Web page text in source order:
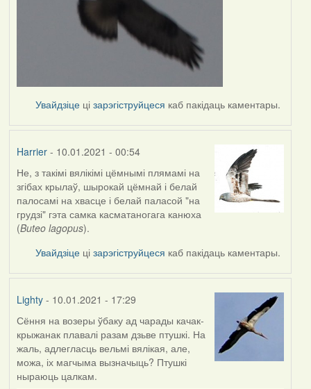
Увайдзіце цізарэгіструйцеся каб пакідаць каментары.
Harrier- 10.01.2021 - 00:54
In
reply
to
by
Lighty
Не, з такімі вялікімі цёмнымі плямамі на
згібах крылаў, шырокай цёмнай і белай
палосамі на хвасце і белай паласой "на
грудзі" гэта самка касматаногага канюха
(Buteo lagopus).
Увайдзіце цізарэгіструйцеся каб пакідаць каментары.
Lighty- 10.01.2021 - 17:29
Сёння на возеры ўбаку ад чарады качак-
крыжанак плавалі разам дзьве птушкі. На
жаль, адлегласць вельмі вялікая, але,
можа, іх магчыма вызначыць? Птушкі
ныраюць цалкам.